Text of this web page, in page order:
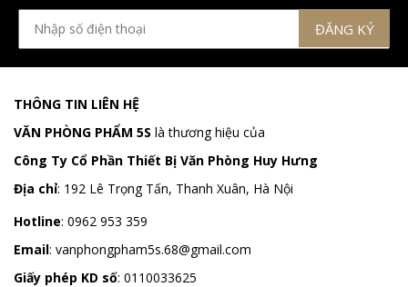
THÔNG TIN LIÊN HỆ
VĂN PHÒNG PHẨM 5S là thương hiệu của
Công Ty Cổ Phần Thiết Bị Văn Phòng Huy Hưng
Địa chỉ: 192 Lê Trọng Tấn, Thanh Xuân, Hà Nội
Hotline: 0962 953 359
Email: vanphongpham5s.68@gmail.com
Giấy phép KD số: 0110033625